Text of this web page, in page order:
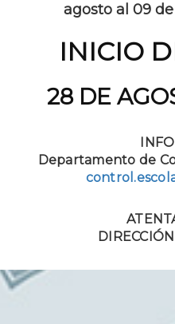
agosto al 09
INICIO
28 DE
Departamento de